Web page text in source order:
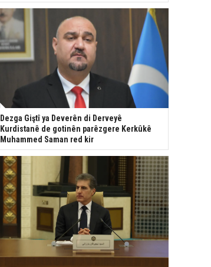
Dezga Giştî ya Deverên di Derveyê
Kurdistanê de gotinên parêzgere Kerkûkê
Muhammed Saman red kir